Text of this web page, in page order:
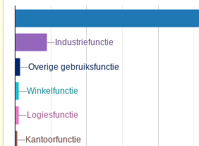
Industriefunctie
Industriefunctie
Overige gebruiksfunctie
Overige gebruiksfunctie
Winkelfunctie
Winkelfunctie
Logiesfunctie
Logiesfunctie
Kantoorfunctie
Kantoorfunctie